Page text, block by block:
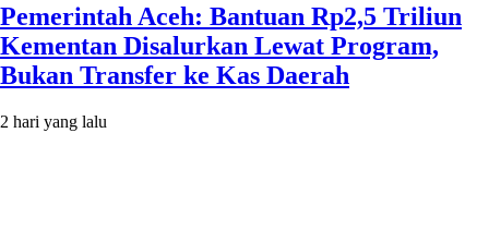
Pemerintah Aceh: Bantuan Rp2,5 Triliun
Kementan Disalurkan Lewat Program,
Bukan Transfer ke Kas Daerah
2 hari yang lalu